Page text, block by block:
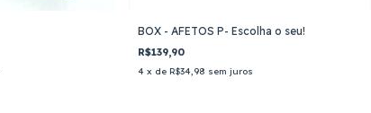
BOX - AFETOS P- Escolha o seu!
R$139,90
4 x deR$34,98 sem juros